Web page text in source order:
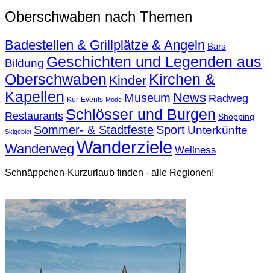
Oberschwaben nach Themen
Badestellen & Grillplätze & Angeln Bars
Bildung Geschichten und Legenden aus
Oberschwaben Kinder Kirchen &
Kapellen Kur-Events Mode Museum News Radweg
Restaurants Schlösser und Burgen Shopping
Skigebiet Sommer- & Stadtfeste Sport Unterkünfte
Wanderweg Wanderziele Wellness
Schnäppchen-Kurzurlaub finden - alle Regionen!